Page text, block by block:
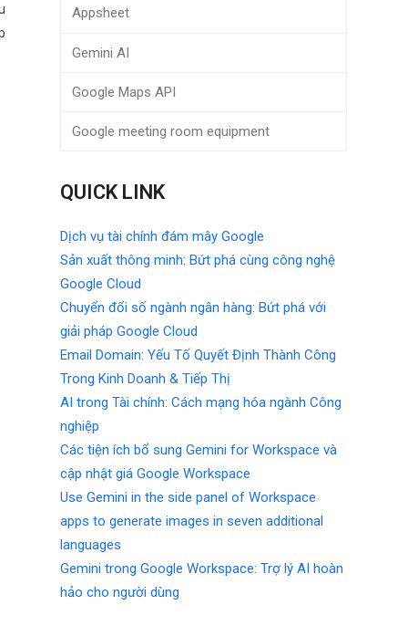
Appsheet
Gemini AI
Google Maps API
Google meeting room equipment
QUICK LINK
Dịch vụ tài chính đám mây Google
Sản xuất thông minh: Bứt phá cùng công nghệ
Google Cloud
Chuyển đổi số ngành ngân hàng: Bứt phá với
giải pháp Google Cloud
Email Domain: Yếu Tố Quyết Định Thành Công
Trong Kinh Doanh & Tiếp Thị
AI trong Tài chính: Cách mạng hóa ngành Công
nghiệp
Các tiện ích bổ sung Gemini for Workspace và
cập nhật giá Google Workspace
Use Gemini in the side panel of Workspace
apps to generate images in seven additional
languages
Gemini trong Google Workspace: Trợ lý AI hoàn
hảo cho người dùng